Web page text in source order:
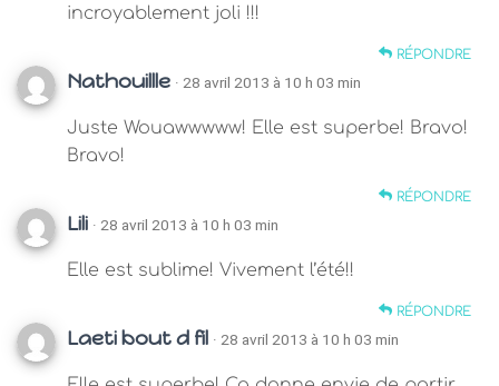
incroyablement joli !!!
RÉPONDRE
Nathouillle · 28 avril 2013 à 10 h 03 min
Juste Wouawwwww! Elle est superbe! Bravo!
Bravo!
RÉPONDRE
Lili · 28 avril 2013 à 10 h 03 min
Elle est sublime! Vivement l’été!!
RÉPONDRE
Laeti bout d fil · 28 avril 2013 à 10 h 03 min